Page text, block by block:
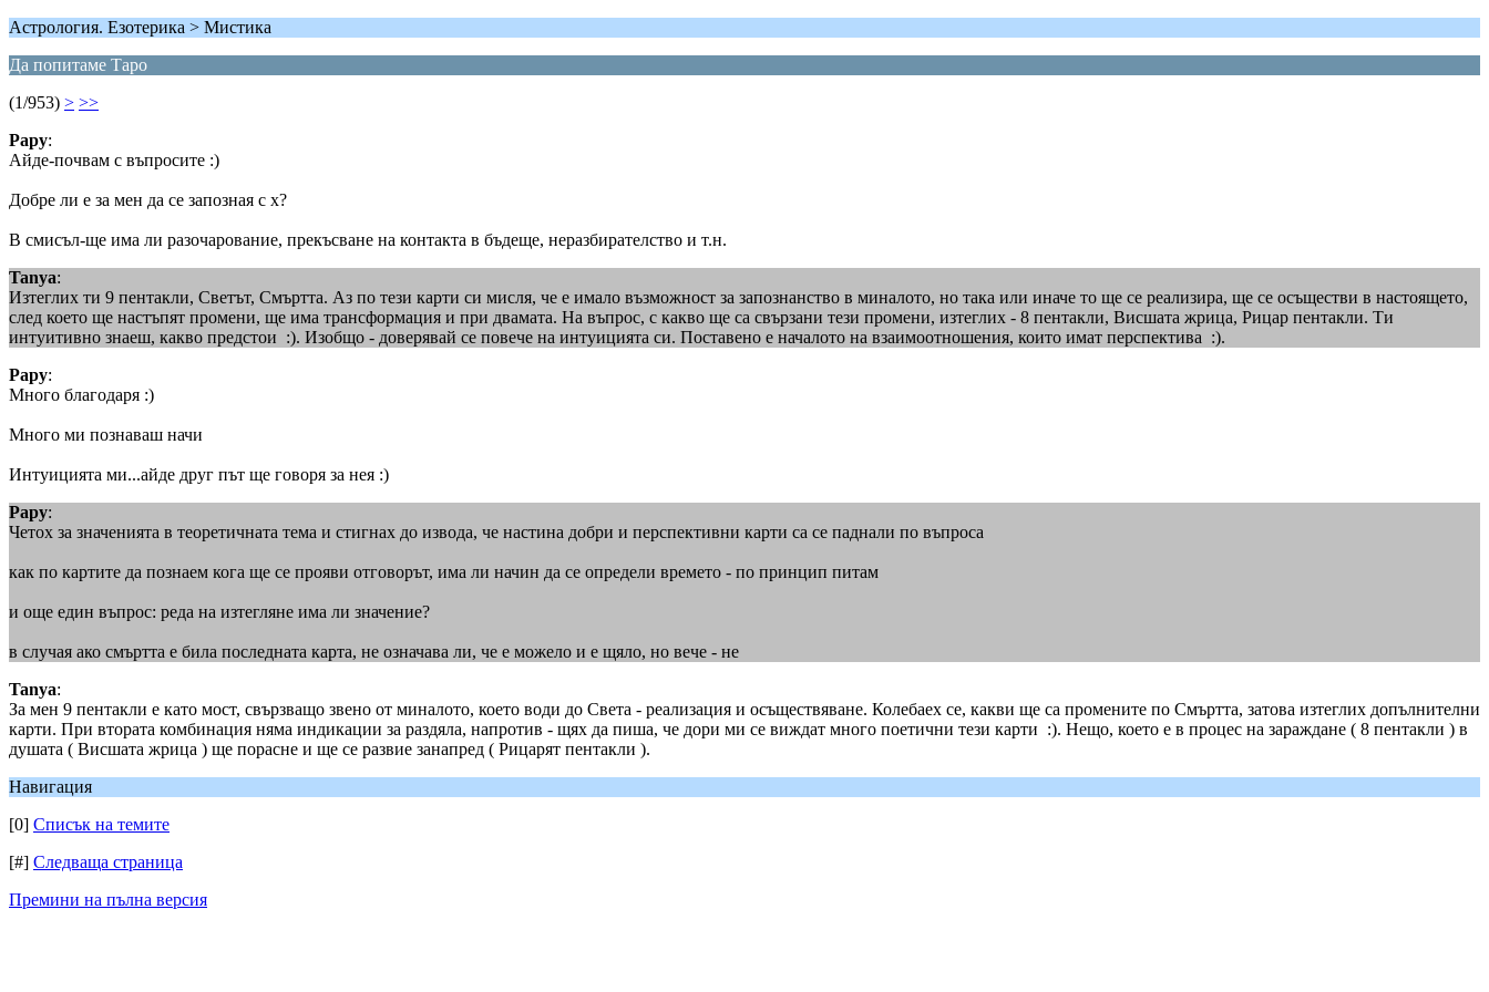
Астрология. Езотерика > Мистика
Да попитаме Таро
(1/953) > >>
Papy:
Айде-почвам с въпросите :)
Добре ли е за мен да се запозная с х?
В смисъл-ще има ли разочарование, прекъсване на контакта в бъдеще, неразбирателство и т.н.
Tanya:
Изтеглих ти 9 пентакли, Светът, Смъртта. Аз по тези карти си мисля, че е имало възможност за запознанство в миналото, но така или иначе то ще се реализира, ще се осъществи в настоящето,
след което ще настъпят промени, ще има трансформация и при двамата. На въпрос, с какво ще са свързани тези промени, изтеглих - 8 пентакли, Висшата жрица, Рицар пентакли. Ти
интуитивно знаеш, какво предстои :). Изобщо - доверявай се повече на интуицията си. Поставено е началото на взаимоотношения, които имат перспектива :).
Papy:
Много благодаря :)
Много ми познаваш начи
Интуицията ми...айде друг път ще говоря за нея :)
Papy:
Четох за значенията в теоретичната тема и стигнах до извода, че настина добри и перспективни карти са се паднали по въпроса
как по картите да познаем кога ще се прояви отговорът, има ли начин да се определи времето - по принцип питам
и още един въпрос: реда на изтегляне има ли значение?
в случая ако смъртта е била последната карта, не означава ли, че е можело и е щяло, но вече - не
Tanya:
За мен 9 пентакли е като мост, свързващо звено от миналото, което води до Света - реализация и осъществяване. Колебаех се, какви ще са промените по Смъртта, затова изтеглих допълнителни
карти. При втората комбинация няма индикации за раздяла, напротив - щях да пиша, че дори ми се виждат много поетични тези карти :). Нещо, което е в процес на зараждане ( 8 пентакли ) в
душата ( Висшата жрица ) ще порасне и ще се развие занапред ( Рицарят пентакли ).
Навигация
[0] Списък на темите
[#] Следваща страница
Премини на пълна версия